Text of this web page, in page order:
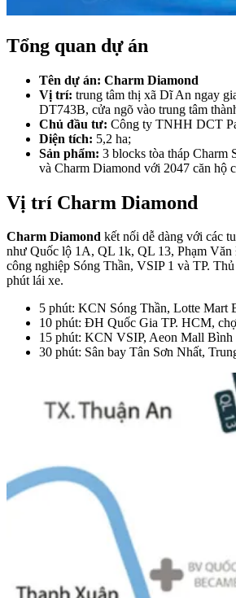
Tổng quan dự án
Tên dự án: Charm Diamond
Vị trí: trung tâm thị xã Dĩ An ngay
DT743B, cửa ngõ vào trung tâm
Chủ đầu tư: Công ty TNHH DCT
Diện tích: 5,2 ha;
Sản phẩm: 3 blocks tòa tháp Charm
và Charm Diamond với 2047 căn hộ
Vị trí Charm Diamond
Charm Diamond kết nối dễ dàng với các
như Quốc lộ 1A, QL 1k, QL 13, Phạm
công nghiệp Sóng Thần, VSIP 1 và TP.
phút lái xe.
5 phút: KCN Sóng Thần, Lotte Mart
10 phút: ĐH Quốc Gia TP. HCM,
15 phút: KCN VSIP, Aeon Mall
30 phút: Sân bay Tân Sơn Nhất,